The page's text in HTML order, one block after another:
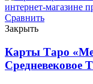
Сравнить
Закрыть
Карты Таро
Средневековое